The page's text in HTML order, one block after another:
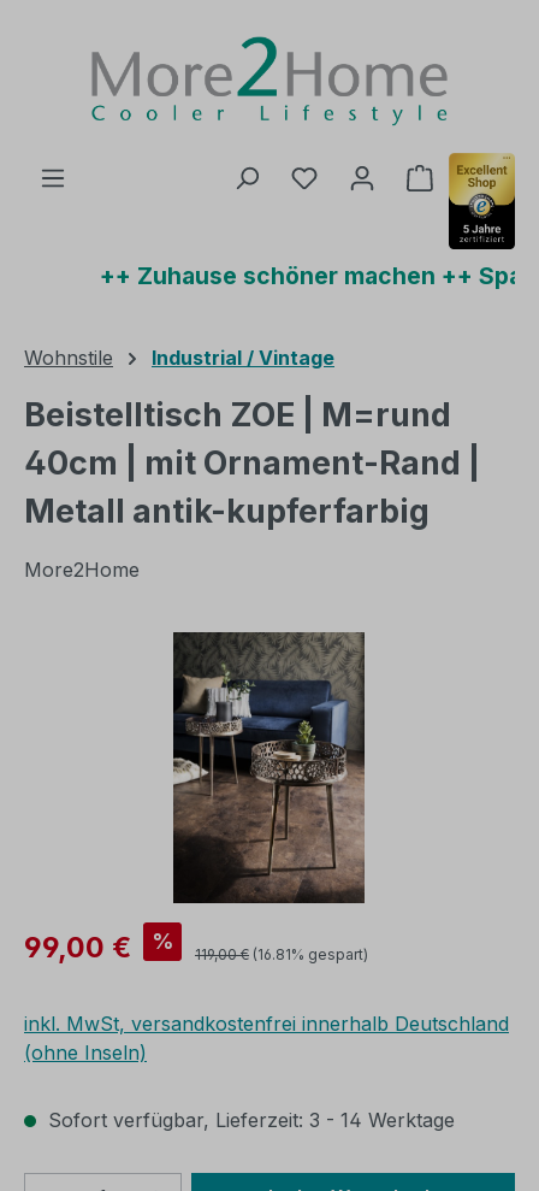
Du hast 0 Produkte
++ Zuhause schöner machen ++
Wohnstile Industrial / Vintage
Beistelltisch ZOE | M=rund
40cm | mit Ornament-Rand |
Metall antik-kupferfarbig
More2Home
Verkaufspreis:
99,00 € % Regulärer Preis:
119,00 € (16.81% gespart)
inkl. MwSt, versandkostenfrei innerhalb Deutschland
(ohne Inseln)
Sofort verfügbar, Lieferzeit: 3 - 14 Werktage